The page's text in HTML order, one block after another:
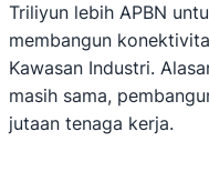
Triliyun lebih APBN
membangun
Kawasan Industri.
masih sama,
jutaan tenaga kerja.